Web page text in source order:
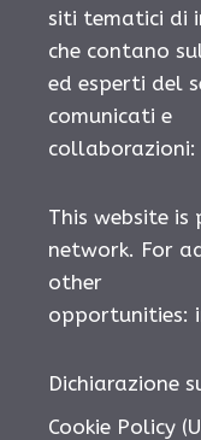
siti tematici di
che contano
ed esperti del
comunicati e
collaborazioni:
This website
network. For
other
opportunities:
Dichiarazione
Cookie Policy